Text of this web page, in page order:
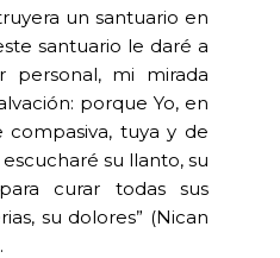
un santuario en
santuario le daré a
mi mirada
porque Yo, en
compasiva, tuya y de
su llanto, su
curar todas sus
su dolores” (Nican